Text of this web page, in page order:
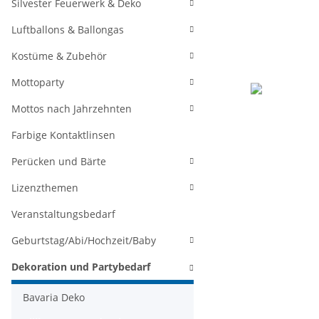
Silvester Feuerwerk & Deko
Luftballons & Ballongas
Kostüme & Zubehör
Mottoparty
Mottos nach Jahrzehnten
Farbige Kontaktlinsen
Perücken und Bärte
Lizenzthemen
Veranstaltungsbedarf
Geburtstag/Abi/Hochzeit/Baby
Dekoration und Partybedarf
Bavaria Deko